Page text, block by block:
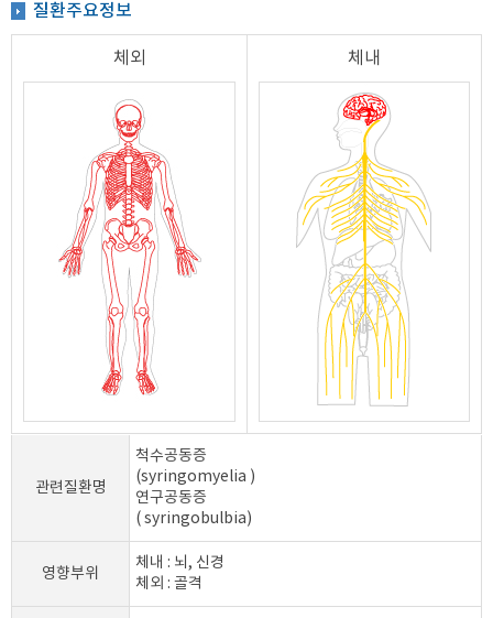
질환주요정보
체외 체내
관련질환명
척수공동증
(syringomyelia )
연구공동증
( syringobulbia)
영향부위
체내 : 뇌, 신경
체외 : 골격